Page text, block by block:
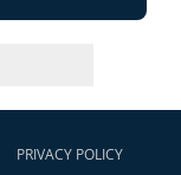
PRIVACY POLICY